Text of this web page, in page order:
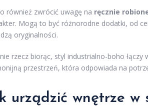
również zwrócić uwagę na ręcznie
Mogą to być różnorodne dodatki, od
oryginalności.
rzecz biorąc, styl industrialno-boho łączy
przestrzeń, która odpowiada na
urządzić wnętrze